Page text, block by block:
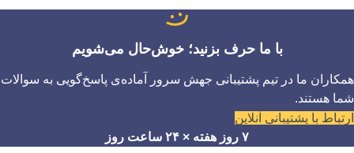
با ما حرف بزنید؛ خوش‌حال می‌شویم
همکاران ما در تیم پشتیبانی جهش سرور آماده‌ی پاسخ‌گویی به سوالات
شما هستند.
ارتباط با پشتیبانی آنلاین
۷ روز هفته × ۲۴ ساعت روز